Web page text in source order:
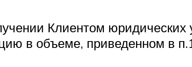
Клиентом юридических
в объеме, приведенном в